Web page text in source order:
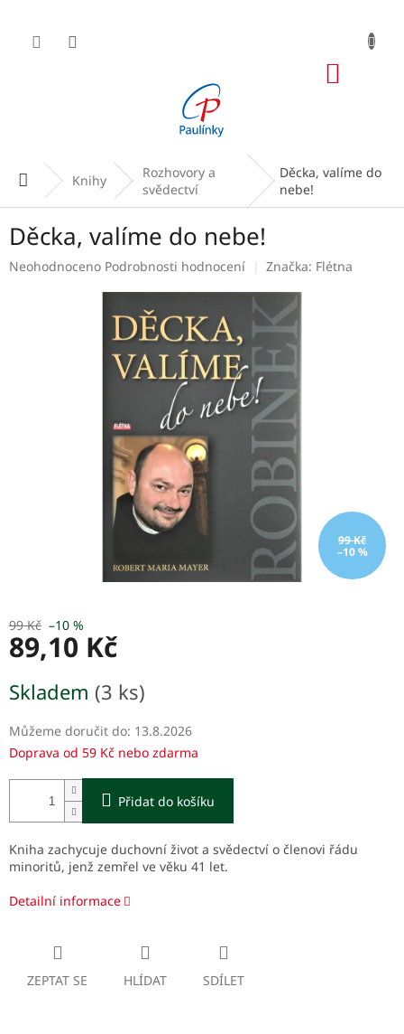
obsah
Domů Knihy
Rozhovory a
svědectví
Děcka, valíme do
nebe!
Děcka, valíme do nebe!
Průměrné
Neohodnoceno Podrobnosti hodnocení Značka: Flétna
99 Kč
–10 %
99 Kč –10 %
89,10 Kč
cena:
Skladem (3 ks)
Můžeme doručit do: 13.8.2026
Doprava od 59 Kč nebo zdarma
Přidat do košíku
Kniha zachycuje duchovní život a svědectví o členovi řádu
minoritů, jenž zemřel ve věku 41 let.
Detailní informace
ZEPTAT SE HLÍDAT SDÍLET